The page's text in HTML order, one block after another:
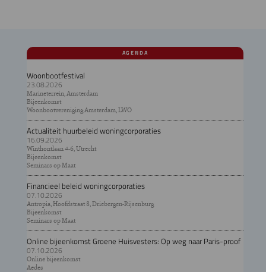
AGENDA
Woonbootfestival
23.08.2026
Marineterrein, Amsterdam
Bijeenkomst
Woonbootvereniging Amsterdam, LWO
Actualiteit huurbeleid woningcorporaties
16.09.2026
Winthontlaan 4-6, Utrecht
Bijeenkomst
Seminars op Maat
Financieel beleid woningcorporaties
07.10.2026
Antropia, Hoofdstraat 8, Driebergen-Rijsenburg
Bijeenkomst
Seminars op Maat
Online bijeenkomst Groene Huisvesters: Op weg naar Paris-proof
07.10.2026
Online bijeenkomst
Aedes